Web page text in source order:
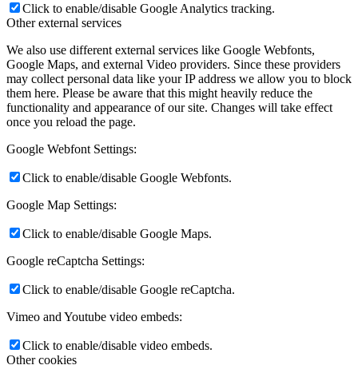
Click to enable/disable Google Analytics tracking.
Other external services
We also use different external services like Google Webfonts,
Google Maps, and external Video providers. Since these providers
may collect personal data like your IP address we allow you to block
them here. Please be aware that this might heavily reduce the
functionality and appearance of our site. Changes will take effect
once you reload the page.
Google Webfont Settings:
Click to enable/disable Google Webfonts.
Google Map Settings:
Click to enable/disable Google Maps.
Google reCaptcha Settings:
Click to enable/disable Google reCaptcha.
Vimeo and Youtube video embeds:
Click to enable/disable video embeds.
Other cookies